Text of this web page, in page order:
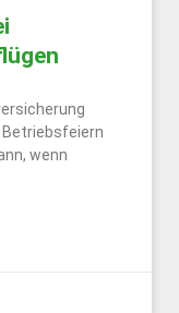
wenn